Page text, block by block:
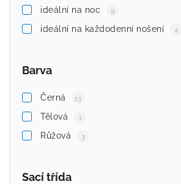
ideální na noc 9
ideální na každodenní nošení 4
Barva
Černá 13
Tělová 1
Růžová 3
Sací třída